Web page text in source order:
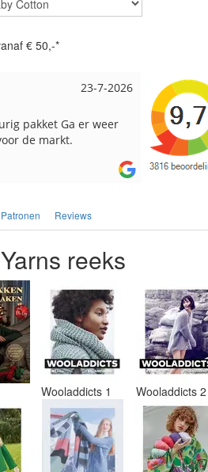
€ 50,-*
17-7-2026
en breinaalden
over de service.
Loes uit
Snelle
Patronen Reviews
reeks
Wooladdicts 1 Wooladdicts